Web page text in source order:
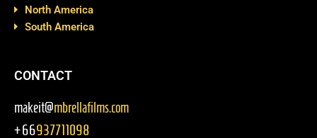
North America
South America
CONTACT
makeit@mbrellafilms.com
+66937711098